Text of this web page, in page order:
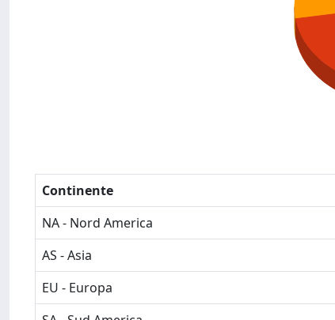
Continente
NA - Nord America
AS - Asia
EU - Europa